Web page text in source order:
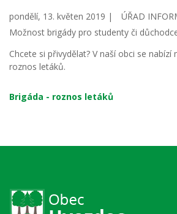
pondělí, 13. květen 2019 |
ÚŘAD
Možnost brigády pro studenty či
Chcete si přivydělat? V naší obci se
roznos letáků.
Brigáda - roznos letáků